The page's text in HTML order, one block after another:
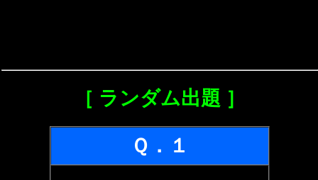
［ ランダム出題 ］
Ｑ．１